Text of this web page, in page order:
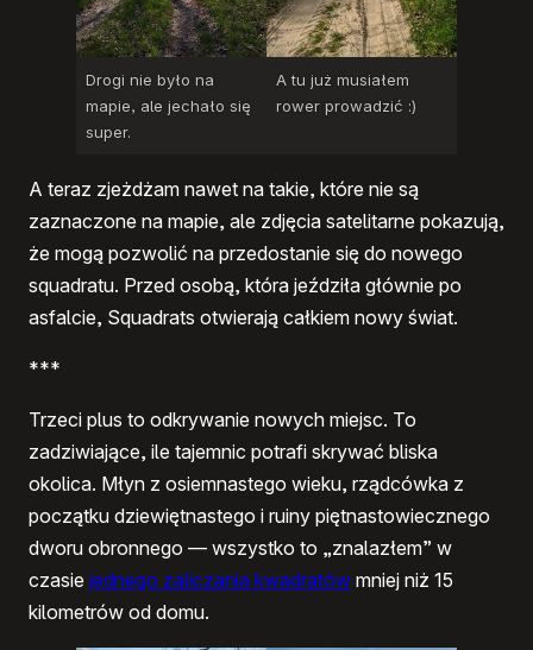
Drogi nie było na
mapie, ale jechało się
super.
A tu już musiałem
rower prowadzić :)
A teraz zjeżdżam nawet na takie, które nie są
zaznaczone na mapie, ale zdjęcia satelitarne pokazują,
że mogą pozwolić na przedostanie się do nowego
squadratu. Przed osobą, która jeździła głównie po
asfalcie, Squadrats otwierają całkiem nowy świat.
***
Trzeci plus to odkrywanie nowych miejsc. To
zadziwiające, ile tajemnic potrafi skrywać bliska
okolica. Młyn z osiemnastego wieku, rządcówka z
początku dziewiętnastego i ruiny piętnastowiecznego
dworu obronnego — wszystko to „znalazłem” w
czasie jednego zaliczania kwadratów mniej niż 15
kilometrów od domu.